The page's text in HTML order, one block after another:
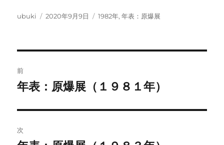
投
ubuki
投
2020年9月9日
カ
1982年,年表：原爆展
稿
ビ
前
前
投
稿:
年表：原爆展（１９８１年）
次